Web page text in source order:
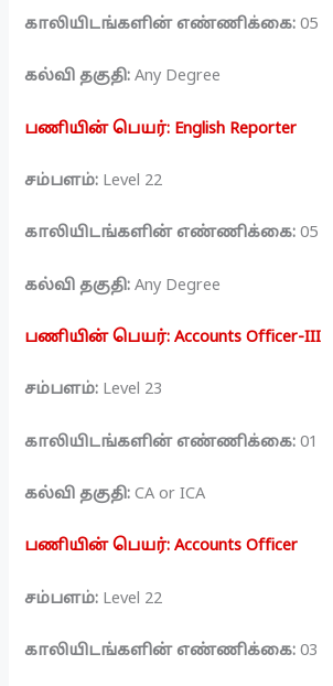
காலியிடங்களின் எண்ணிக்கை: 05
கல்வி தகுதி: Any Degree
பணியின் பெயர்: English Reporter
சம்பளம்: Level 22
காலியிடங்களின் எண்ணிக்கை: 05
கல்வி தகுதி: Any Degree
பணியின் பெயர்: Accounts Officer-III
சம்பளம்: Level 23
காலியிடங்களின் எண்ணிக்கை: 01
கல்வி தகுதி: CA or ICA
பணியின் பெயர்: Accounts Officer
சம்பளம்: Level 22
காலியிடங்களின் எண்ணிக்கை: 03